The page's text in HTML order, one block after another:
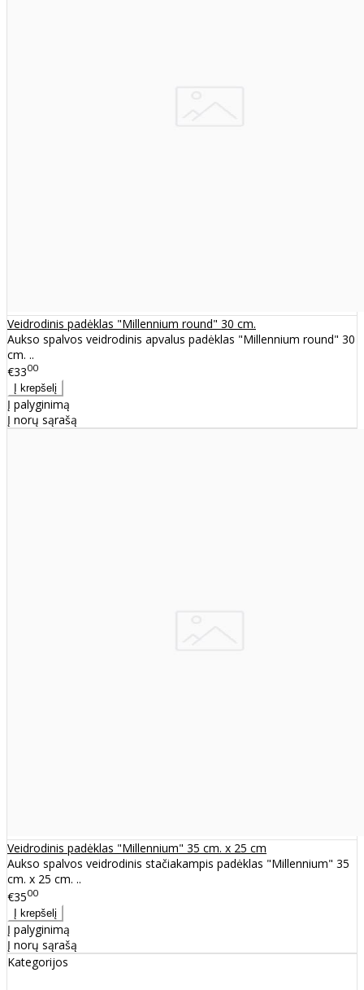
Veidrodinis padėklas "Millennium round" 30 cm.
Aukso spalvos veidrodinis apvalus padėklas "Millennium round" 30
cm. ..
€3300
Į palyginimą
Į norų sąrašą
Veidrodinis padėklas "Millennium" 35 cm. x 25 cm
Aukso spalvos veidrodinis stačiakampis padėklas "Millennium" 35
cm. x 25 cm. ..
€3500
Į palyginimą
Į norų sąrašą
Kategorijos